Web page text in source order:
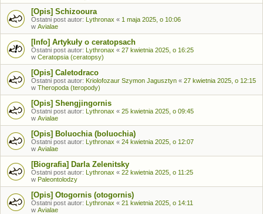
[Opis] Schizooura
Ostatni post autor: Lythronax « 1 maja 2025, o 10:06
w Avialae
[Info] Artykuły o ceratopsach
Ostatni post autor: Lythronax « 27 kwietnia 2025, o 16:25
w Ceratopsia (ceratopsy)
[Opis] Caletodraco
Ostatni post autor: Kriolofozaur Szymon Jagusztyn « 27 kwietnia 2025, o 12:15
w Theropoda (teropody)
[Opis] Shengjingornis
Ostatni post autor: Lythronax « 25 kwietnia 2025, o 09:45
w Avialae
[Opis] Boluochia (boluochia)
Ostatni post autor: Lythronax « 24 kwietnia 2025, o 12:07
w Avialae
[Biografia] Darla Zelenitsky
Ostatni post autor: Lythronax « 22 kwietnia 2025, o 11:25
w Paleontolodzy
[Opis] Otogornis (otogornis)
Ostatni post autor: Lythronax « 21 kwietnia 2025, o 14:11
w Avialae